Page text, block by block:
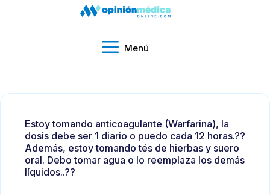
Menú
Estoy tomando anticoagulante (Warfarina), la
dosis debe ser 1 diario o puedo cada 12 horas.??
Además, estoy tomando tés de hierbas y suero
oral. Debo tomar agua o lo reemplaza los demás
líquidos..??